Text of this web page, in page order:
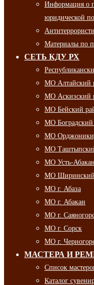
Информация о
юридической
Материалы по
СЕТЬ КДУ РХ
МО Алтайский
МО Аскизский
МО Бейский
МО Боградский
МО
МО
МО Усть-
МО Ширинский
МО г. Абаза
МО г. Абакан
МО г.
МО г. Сорск
МО г.
МАСТЕРА И
Список
Каталог